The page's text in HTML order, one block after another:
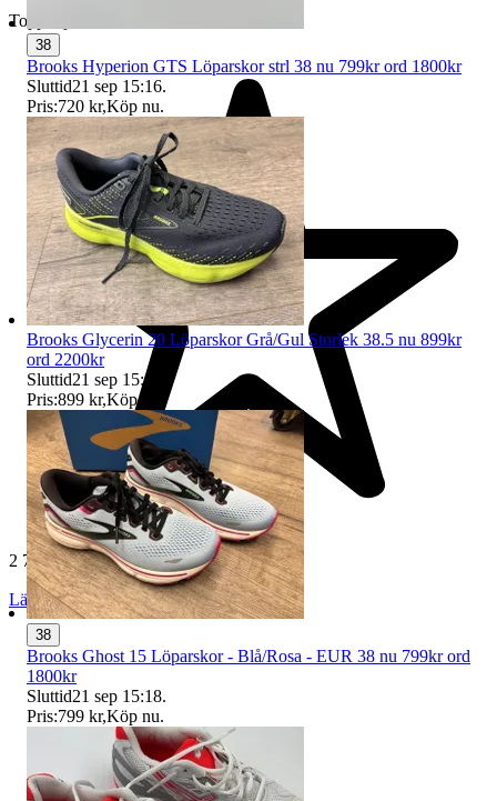
Toppsäljare
2 730 omdömen
Läs omdömen Följ
38
Brooks Hyperion GTS Löparskor strl 38 nu 799kr ord 1800kr
Sluttid21 sep 15:16.
Pris:720 kr,Köp nu.
Brooks Glycerin 20 Löparskor Grå/Gul Storlek 38.5 nu 899kr
ord 2200kr
Sluttid21 sep 15:17
Pris:899 kr,Köp nu
38
Brooks Ghost 15 Löparskor - Blå/Rosa - EUR 38 nu 799kr ord
1800kr
Sluttid21 sep 15:18.
Pris:799 kr,Köp nu.